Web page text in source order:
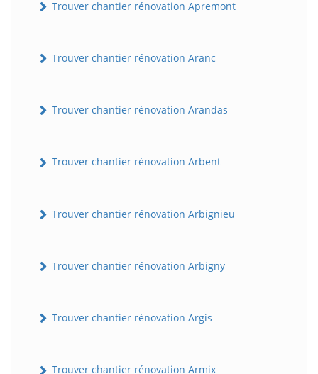
Trouver chantier rénovation Apremont
Trouver chantier rénovation Aranc
Trouver chantier rénovation Arandas
Trouver chantier rénovation Arbent
Trouver chantier rénovation Arbignieu
Trouver chantier rénovation Arbigny
Trouver chantier rénovation Argis
Trouver chantier rénovation Armix